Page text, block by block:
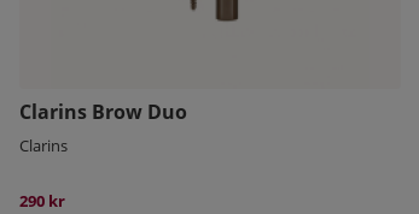
Clarins Brow Duo
Clarins
290 kr